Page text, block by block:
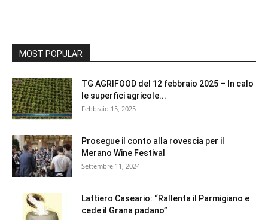
MOST POPULAR
TG AGRIFOOD del 12 febbraio 2025 – In calo
le superfici agricole...
Febbraio 15, 2025
Prosegue il conto alla rovescia per il
Merano Wine Festival
Settembre 11, 2024
Lattiero Caseario: “Rallenta il Parmigiano e
cede il Grana padano”